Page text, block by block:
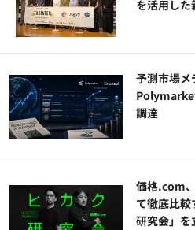
を活用し
予測市場メ
調達
価格.com
て徹底比
研究会」を